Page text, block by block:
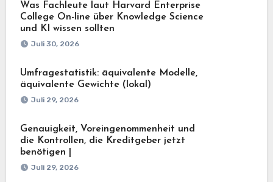
Was Fachleute laut Harvard Enterprise
College On-line über Knowledge Science
und KI wissen sollten
Juli 30, 2026
Umfragestatistik: äquivalente Modelle,
äquivalente Gewichte (lokal)
Juli 29, 2026
Genauigkeit, Voreingenommenheit und
die Kontrollen, die Kreditgeber jetzt
benötigen |
Juli 29, 2026